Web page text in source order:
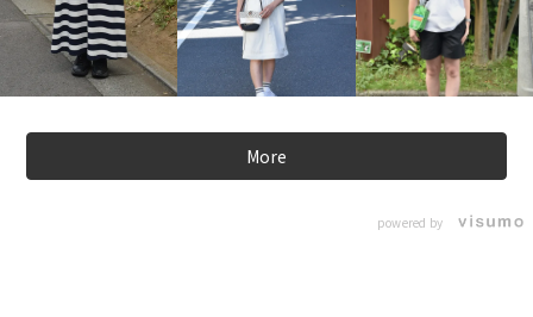
More
powered by